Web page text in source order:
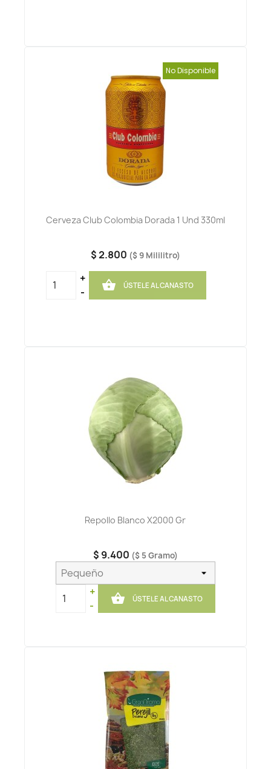
Cerveza Club Colombia Dorada 1 Und 330ml
$ 2.800 ($ 9 Mililitro)
+
-
 ÚSTELE AL CANASTO
No Disponible
Repollo Blanco X2000 Gr
$ 9.400 ($ 5 Gramo)
+
-
 ÚSTELE AL CANASTO